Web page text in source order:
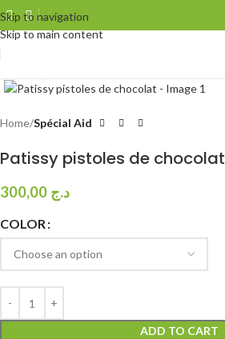
Skip to navigation
Skip to main content
Home Spécial Aid
Patissy pistoles de chocolat
د.ج
COLOR
ADD TO CART